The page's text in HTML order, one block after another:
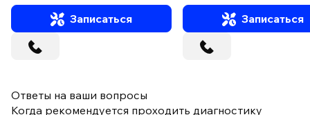
Записаться
Записаться
Ответы на ваши вопросы
Когда рекомендуется проходить диагностику